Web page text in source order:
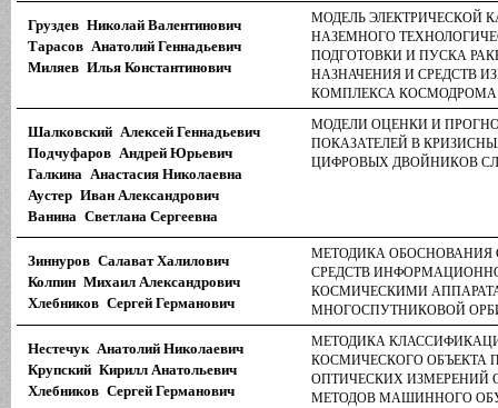
Груздев Николай Валентинович
Тарасов Анатолий Геннадьевич
Миляев Илья Константинович
МОДЕЛЬ ЭЛЕКТРИЧЕСКОЙ
НАЗЕМНОГО
ПОДГОТОВКИ И ПУСКА
НАЗНАЧЕНИЯ И СРЕДСТВ
КОМПЛЕКСА КОСМОДРОМА
Шалковский Алексей Геннадьевич
Подчуфаров Андрей Юрьевич
Галкина Анастасия Николаевна
Аустер Иван Александрович
Ванина Светлана Сергеевна
МОДЕЛИ ОЦЕНКИ И
ПОКАЗАТЕЛЕЙ В
ЦИФРОВЫХ ДВОЙНИКОВ
Зиннуров Салават Халилович
Колпин Михаил Александрович
Хлебников Сергей Германович
МЕТОДИКА ОБОСНОВАНИЯ
СРЕДСТВ
КОСМИЧЕСКИМИ
МНОГОСПУТНИКОВОЙ
Нестечук Анатолий Николаевич
Крупский Кирилл Анатольевич
Хлебников Сергей Германович
МЕТОДИКА
КОСМИЧЕСКОГО ОБЪЕКТА
ОПТИЧЕСКИХ ИЗМЕРЕНИЙ
МЕТОДОВ МАШИННОГО